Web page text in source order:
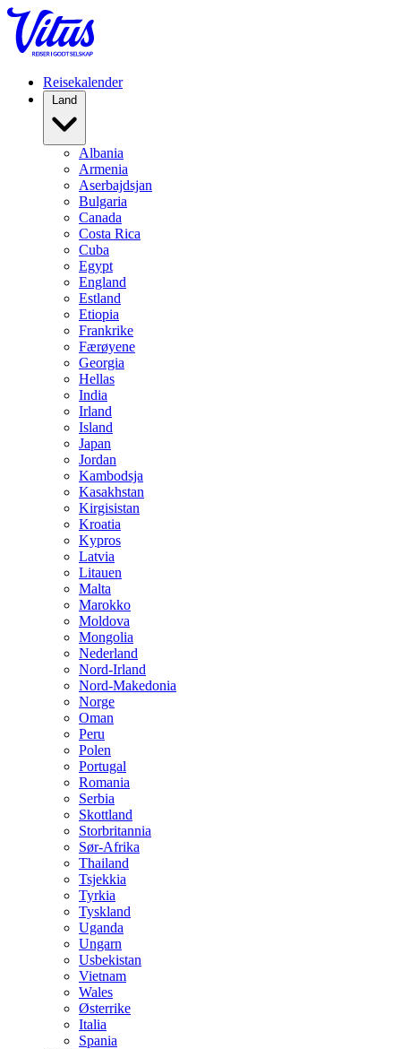
Reisekalender
Albania
Armenia
Aserbajdsjan
Bulgaria
Canada
Costa Rica
Cuba
Egypt
England
Estland
Etiopia
Frankrike
Færøyene
Georgia
Hellas
India
Irland
Island
Japan
Jordan
Kambodsja
Kasakhstan
Kirgisistan
Kroatia
Kypros
Latvia
Litauen
Malta
Marokko
Moldova
Mongolia
Nederland
Nord-Irland
Nord-Makedonia
Norge
Oman
Peru
Polen
Portugal
Romania
Serbia
Skottland
Storbritannia
Sør-Afrika
Thailand
Tsjekkia
Tyrkia
Tyskland
Uganda
Ungarn
Usbekistan
Vietnam
Wales
Østerrike
Italia
Spania